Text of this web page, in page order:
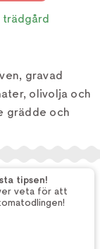
trädgård
gravad
olivolja och
grädde och
tipsen!
veta för att